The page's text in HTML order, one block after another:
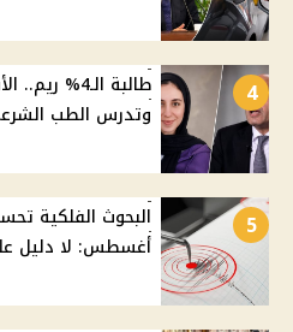
4
طالبة
وتدرس الطب
5
أغسطس: لا دليل